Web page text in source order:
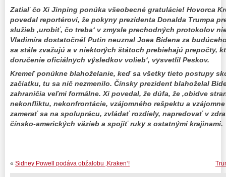
Zatiaľ čo Xi Jinping ponúka všeobecné gratulácie! Hovorca
povedal reportérovi, že pokyny prezidenta Donalda Trumpa
služieb ‚urobiť, čo treba‘ v zmysle prechodných protokolov
Vladimíra dostatočné! Putin neuznal Joea Bidena za
sa stále zvažujú a v niektorých štátoch prebiehajú prepočty,
doručenie oficiálnych výsledkov volieb‘, vysvetlil Peskov.
Kremeľ ponúkne blahoželanie, keď sa všetky tieto postupy
začiatku, tu sa nič nezmenilo. Čínsky prezident blahoželal
zahraničia veľmi formálne. Xi povedal, že dúfa, že ‚obidve
nekonfliktu, nekonfrontácie, vzájomného rešpektu a
zamerať sa na spoluprácu, zvládať rozdiely, napredovať v
čínsko-amerických väzieb a spojiť ruky s ostatnými krajinami.
« Sidney Powell podáva obžalobu ‚Kraken‘!